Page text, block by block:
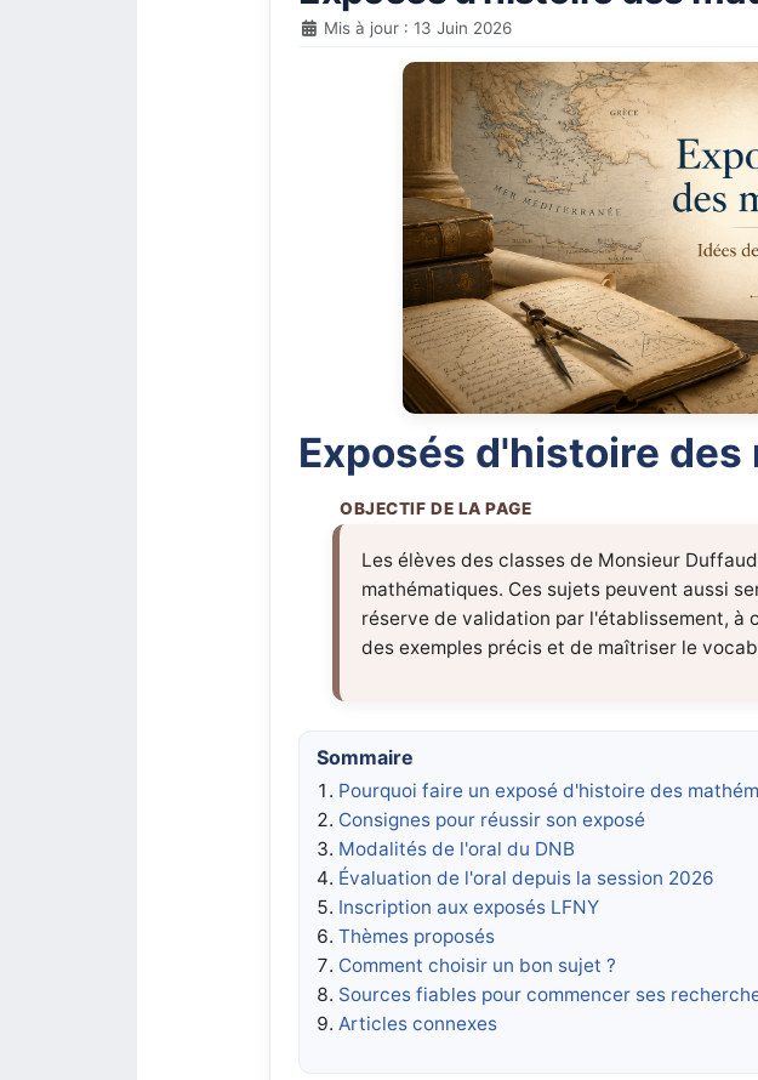
Mis à jour : 13 Juin 2026
Exposés d'histoire
Les élèves des classes de Monsieur
mathématiques. Ces sujets peuvent aussi
réserve de validation par l'établissement,
des exemples précis et de maîtriser le
Sommaire
Pourquoi faire un exposé d'histoire des
Consignes pour réussir son exposé
Modalités de l'oral du DNB
Évaluation de l'oral depuis la session 2026
Inscription aux exposés LFNY
Thèmes proposés
Comment choisir un bon sujet ?
Sources fiables pour commencer ses
Articles connexes